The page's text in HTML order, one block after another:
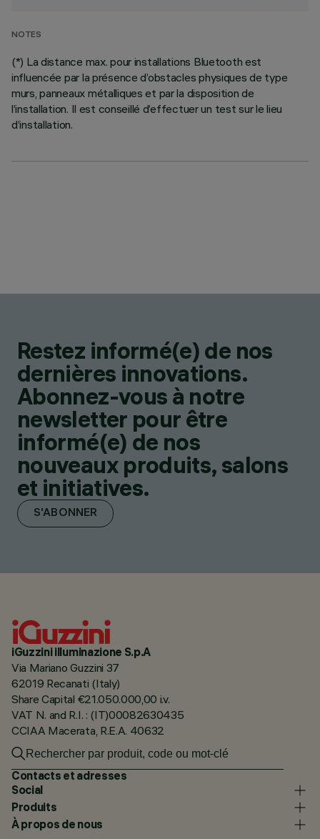
NOTES
(*) La distance max. pour installations Bluetooth est
influencée par la présence d’obstacles physiques de type
murs, panneaux métalliques et par la disposition de
l’installation. Il est conseillé d’effectuer un test sur le lieu
d’installation.
Restez informé(e) de nos
dernières innovations.
Abonnez-vous à notre
newsletter pour être
informé(e) de nos
nouveaux produits, salons
et initiatives.
S'ABONNER
iGuzzini illuminazione S.p.A
Via Mariano Guzzini 37
62019 Recanati (Italy)
Share Capital €21.050.000,00 i.v.
VAT N. and R.I. : (IT)00082630435
CCIAA Macerata, R.E.A. 40632
Contacts et adresses
Social
Produits
À propos de nous